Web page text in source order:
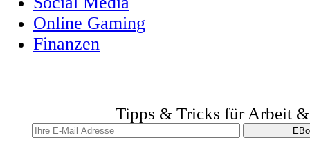
Online Gaming
Finanzen
Tipps & Tricks für Arbeit